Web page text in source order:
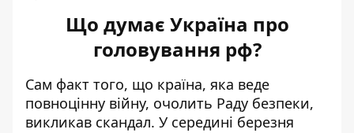
Що думає Україна про
головування рф?
Сам факт того, що країна, яка веде
повноцінну війну, очолить Раду безпеки,
викликав скандал. У середині березня